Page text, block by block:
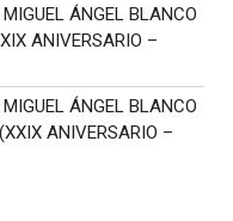
ÁNGEL BLANCO
ANIVERSARIO –
ÁNGEL BLANCO
ANIVERSARIO –